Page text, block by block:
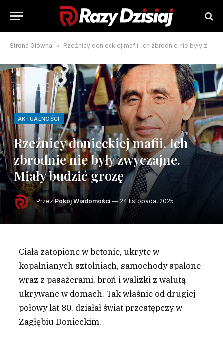
Strona Główna » Rzeźnicy donieckiej mafii. Ich zbrodnie nie były zwyczajne. Miały budzić grozę
AKTUALNOŚCI
Rzeźnicy donieckiej mafii. Ich
zbrodnie nie były zwyczajne.
Miały budzić grozę
Przez Pokój Wiadomości 24 listopada, 2025
Ciała zatopione w betonie, ukryte w
kopalnianych sztolniach, samochody spalone
wraz z pasażerami, broń i walizki z walutą
ukrywane w domach. Tak właśnie od drugiej
połowy lat 80. działał świat przestępczy w
Zagłębiu Donieckim.